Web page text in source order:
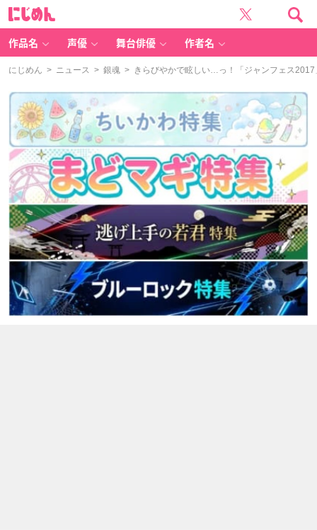
作品名 声優 舞台俳優 作者名
にじめん > ニュース > 銀魂 > きらびやかで眩しい…っ！「ジャンフェス2017